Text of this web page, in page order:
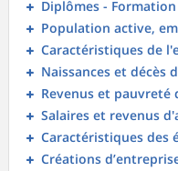
Diplômes -
Population active,
Caractéristiques de
Naissances et décès
Revenus et pauvreté
Salaires et revenus
Caractéristiques des
Créations